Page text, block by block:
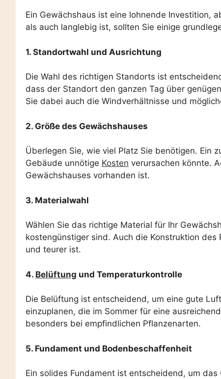
Ein Gewächshaus ist eine lohnende Investition,
als auch langlebig ist, sollten Sie einige
1. Standortwahl und Ausrichtung
Die Wahl des richtigen Standorts ist
dass der Standort den ganzen Tag über
Sie dabei auch die Windverhältnisse und
2. Größe des Gewächshauses
Überlegen Sie, wie viel Platz Sie benötigen. Ein
Gebäude unnötige Kosten verursachen könnte.
Gewächshauses vorhanden ist.
3. Materialwahl
Wählen Sie das richtige Material für Ihr
kostengünstiger sind. Auch die Konstruktion
und teurer ist.
4. Belüftung und Temperaturkontrolle
Die Belüftung ist entscheidend, um eine gute
einzuplanen, die im Sommer für eine
besonders bei empfindlichen Pflanzenarten.
5. Fundament und Bodenbeschaffenheit
Ein solides Fundament ist entscheidend, um